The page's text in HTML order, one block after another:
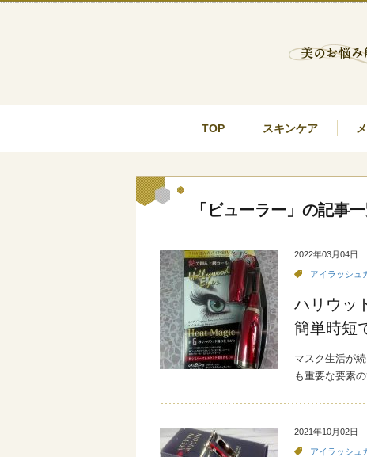
TOP スキンケア
「ビューラー」の記事
2022年03月04日
アイラッシュ
ハリウッ
簡単時短
マスク生活が
も重要な要素
2021年10月02日
アイラッシュ